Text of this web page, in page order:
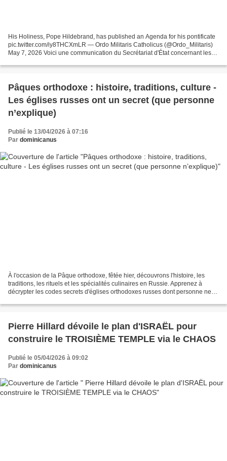
His Holiness, Pope Hildebrand, has published an Agenda for his pontificate
pic.twitter.com/iy8THCXmLR — Ordo Militaris Catholicus (@Ordo_Militaris)
May 7, 2026 Voici une communication du Secrétariat d'État concernant les
Pâques orthodoxe : histoire, traditions, culture -
Les églises russes ont un secret (que personne
n’explique)
Publié le 13/04/2026 à 07:16
Par dominicanus
À l'occasion de la Pâque orthodoxe, fêtée hier, découvrons l'histoire, les
traditions, les rituels et les spécialités culinaires en Russie. Apprenez à
décrypter les codes secrets d'églises orthodoxes russes dont personne ne
Pierre Hillard dévoile le plan d'ISRAËL pour
construire le TROISIÈME TEMPLE via le CHAOS
Publié le 05/04/2026 à 09:02
Par dominicanus